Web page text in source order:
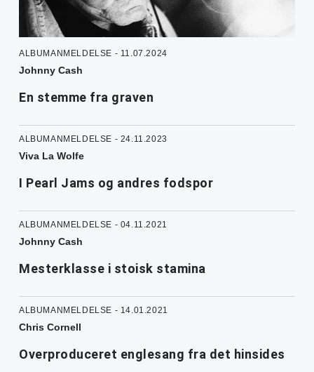
ALBUMANMELDELSE - 11.07.2024
Johnny Cash
En stemme fra graven
ALBUMANMELDELSE - 24.11.2023
Viva La Wolfe
I Pearl Jams og andres fodspor
ALBUMANMELDELSE - 04.11.2021
Johnny Cash
Mesterklasse i stoisk stamina
ALBUMANMELDELSE - 14.01.2021
Chris Cornell
Overproduceret englesang fra det hinsides